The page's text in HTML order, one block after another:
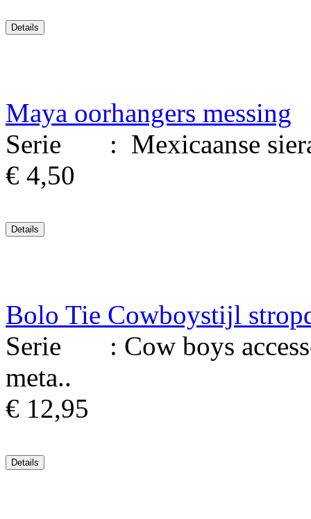
Maya oorhangers messing
Serie : Mexicaanse
€ 4,50
Bolo Tie Cowboystijl
Serie : Cow boys
meta..
€ 12,95